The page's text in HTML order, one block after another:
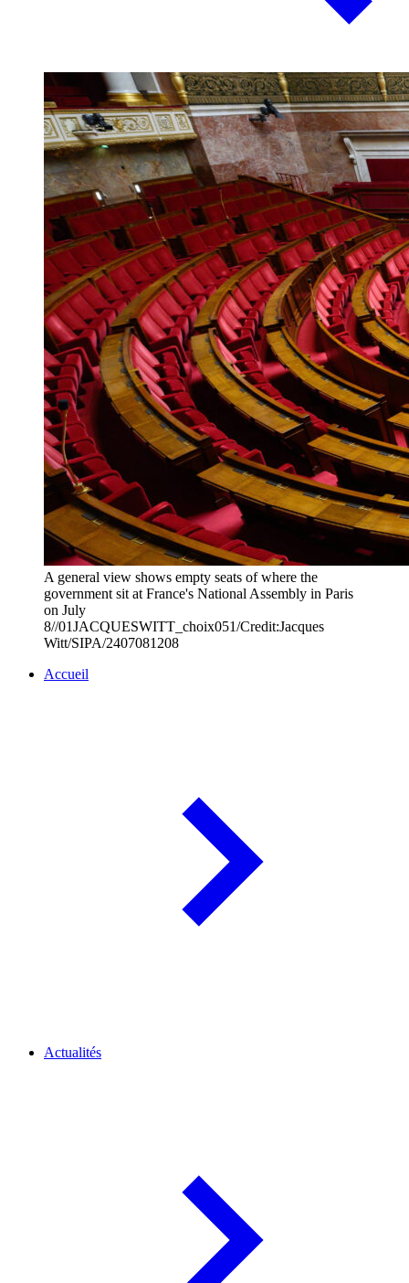
A general view shows empty seats of where the
government sit at France's National Assembly in Paris
on July
8//01JACQUESWITT_choix051/Credit:Jacques
Witt/SIPA/2407081208
Accueil
Actualités